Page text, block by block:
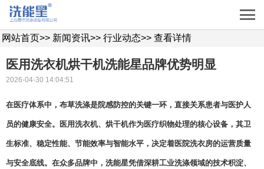
网站首页>> 新闻资讯>> 行业动态>> 查看详情
医用洗衣机烘干机洗能星品牌优势明显
2026-04-30 14:04:51
在医疗体系中，布草洗涤是院感防控的关键一环，直接关系患者与医护人
员的健康安全。医用洗衣机、烘干机作为医疗织物处理的核心设备，其卫
生标准、稳定性能、节能效率与智能水平，决定着医院洗衣房的运营质量
与安全底线。在众多品牌中，洗能星凭借深耕工业洗涤领域的技术积淀、